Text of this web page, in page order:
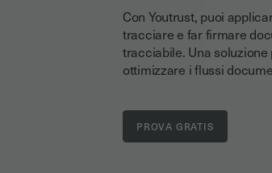
Con Youtrust, puoi
tracciare e far firmare
tracciabile. Una
ottimizzare i flussi